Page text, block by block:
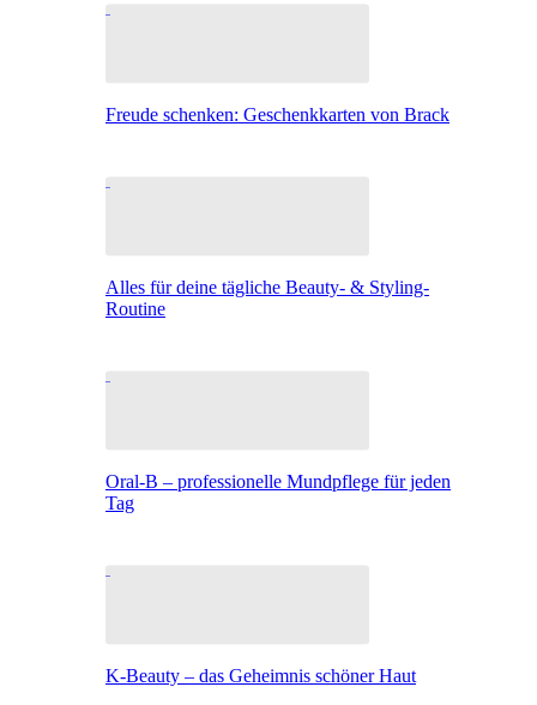
Freude schenken: Geschenkkarten von Brack
Alles für deine tägliche Beauty- & Styling-
Routine
Oral-B – professionelle Mundpflege für jeden
Tag
K-Beauty – das Geheimnis schöner Haut